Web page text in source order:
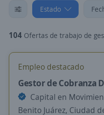
Estado
104 Ofertas de trabajo de gestor de cobranza en Benito
Empleo destacado
Gestor de Cobranza
Capital en
Benito Juárez, Ciudad